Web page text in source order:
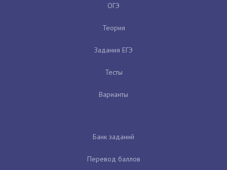
ОГЭ
Теория
Задания ЕГЭ
Тесты
Варианты
Банк заданий
Перевод баллов